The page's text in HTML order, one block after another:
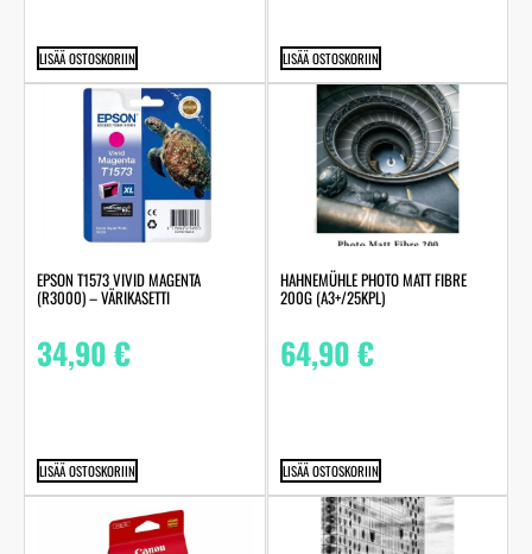
LISÄÄ OSTOSKORIIN LISÄÄ OSTOSKORIIN
EPSON T1573 VIVID MAGENTA
(R3000) – VÄRIKASETTI
34,90€
LISÄÄ OSTOSKORIIN
HAHNEMÜHLE PHOTO MATT FIBRE
200G (A3+/25KPL)
64,90€
LISÄÄ OSTOSKORIIN